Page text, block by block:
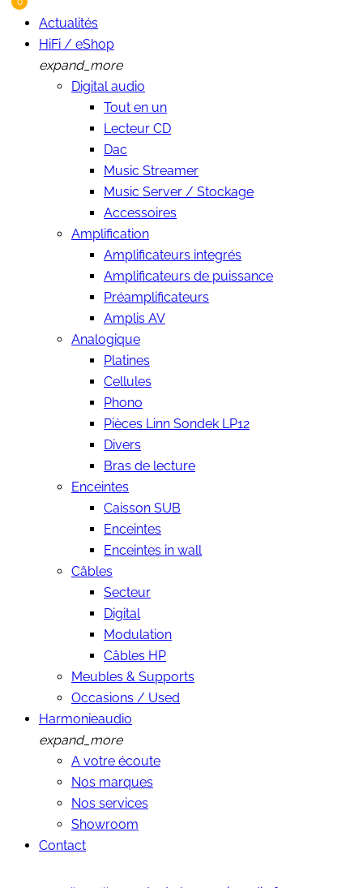
Actualités
HiFi / eShop
expand_more
Digital audio
Tout en un
Lecteur CD
Dac
Music Streamer
Music Server / Stockage
Accessoires
Amplification
Amplificateurs integrés
Amplificateurs de puissance
Préamplificateurs
Amplis AV
Analogique
Platines
Cellules
Phono
Pièces Linn Sondek LP12
Divers
Bras de lecture
Enceintes
Caisson SUB
Enceintes
Enceintes in wall
Câbles
Secteur
Digital
Modulation
Câbles HP
Meubles & Supports
Occasions / Used
Harmonieaudio
expand_more
A votre écoute
Nos marques
Nos services
Showroom
Contact